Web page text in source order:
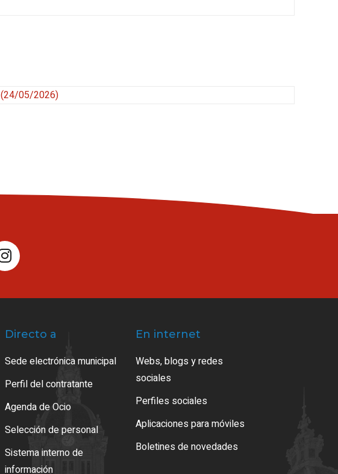
(24/05/2026)
Directo a
Sede electrónica municipal
Perfil del contratante
Agenda de Ocio
Selección de personal
Sistema interno de
información
En internet
Webs, blogs y redes
sociales
Perfiles sociales
Aplicaciones para móviles
Boletines de novedades